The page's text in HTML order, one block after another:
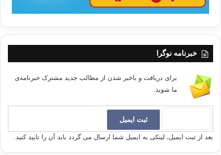
خبرنامه نوگرا
برای دریافت و باخبر شدن از مطالب جدید مشترک خبرنامه‌ی
ما شوید.
بعد از ثبت ایمیل، لینکی به ایمیل شما ارسال می گردد باید آن را تایید کنید.